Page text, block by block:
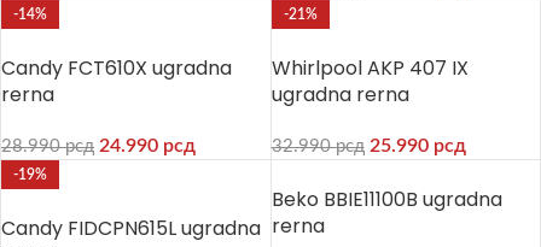
-14%
Candy FCT610X ugradna
rerna
28.990рсд 24.990 рсд
-21%
Whirlpool AKP 407 IX
ugradna rerna
32.990рсд 25.990 рсд
-19%
Candy FIDCPN615L ugradna
Beko BBIE11100B ugradna
rerna